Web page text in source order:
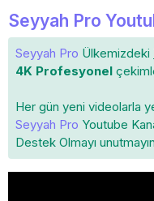
Seyyah Pro
Seyyah Pro Ülkemizdeki
4K Profesyonel
Her gün yeni videolarla
Seyyah Pro Youtube
Destek Olmayı